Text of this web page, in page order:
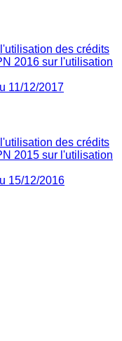
des crédits
2016 sur l'utilisation
11/12/2017
des crédits
2015 sur l'utilisation
15/12/2016